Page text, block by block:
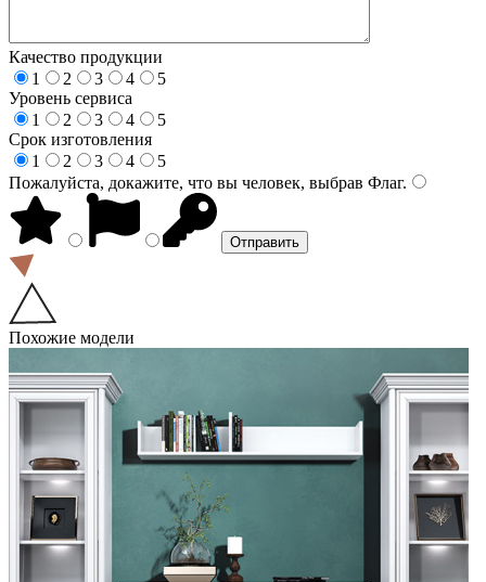
Качество продукции
1
2 3 4
5
Уровень сервиса
1
2 3 4
5
Срок изготовления
1
2 3 4
5
Пожалуйста, докажите, что вы человек, выбрав Флаг.
Похожие модели